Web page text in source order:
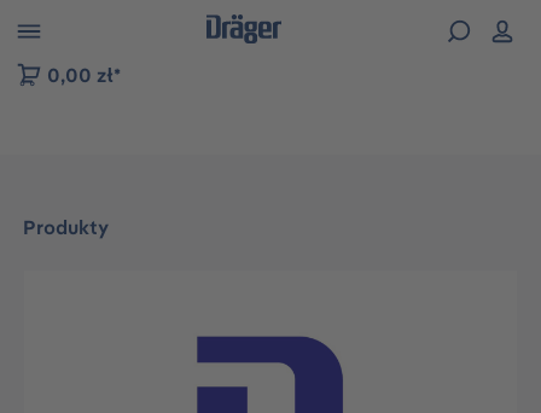
do nawigacji na platformie B2B
0,00 zł*
Produkty
Pomiń galerię zdjęć